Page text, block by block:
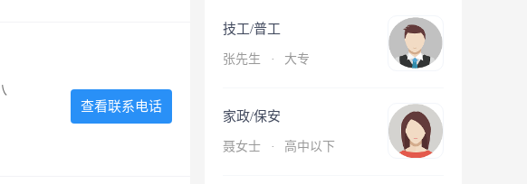
技工/普工
张先生 · 大专
家政/保安
聂女士 · 高中以下
查看联系电话